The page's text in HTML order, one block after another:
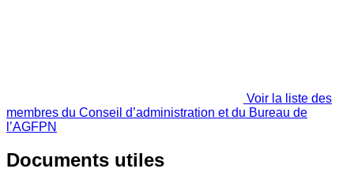
Voir la liste des
membres du Conseil d’administration et du Bureau de
l’AGFPN
Documents utiles